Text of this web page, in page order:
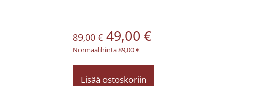
89,00 € 49,00 €
Normaalihinta 89,00 €
Lisää ostoskoriin